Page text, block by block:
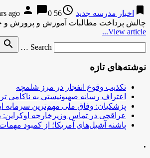
bookmark اخبار مدرسه جدید access_time
56 years ago
person chat_bubble0
چالش پرداخت مطالبات آموزش‌ و پرورش و
View article...
Search …
search
نوشته‌های تازه
تکذیب وقوع انفجار در مرز شلمچه
اعتراف رسانه صهیونیستی به ناکامی
پزشکیان: وفاق ملی مهم‌ترین سرمایه
عراقچی در تماس وزیرخارجه اوکراین:
پاشنه آشیل‌های آمریکا؛ از کمبود
.